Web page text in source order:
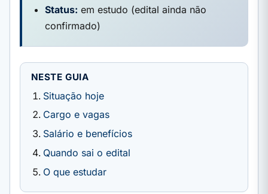
Status: em estudo (edital ainda não
confirmado)
NESTE GUIA
Situação hoje
Cargo e vagas
Salário e benefícios
Quando sai o edital
O que estudar